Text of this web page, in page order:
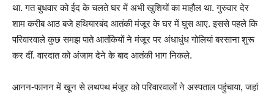
था. गत बुधवार को ईद के चलते घर में अभी खुशियों का माहौल था. गुरुवार देर
शाम करीब आठ बजे हथियारबंद आतंकी मंजूर के घर में घुस आए. इससे पहले कि
परिवारवाले कुछ समझ पाते आतंकियों ने मंजूर पर अंधाधुंध गोलियां बरसाना शुरू
कर दीं. वारदात को अंजाम देने के बाद आतंकी भाग निकले.
आनन-फानन में खून से लथपथ मंजूर को परिवारवालों ने अस्पताल पहुंचाया, जहां